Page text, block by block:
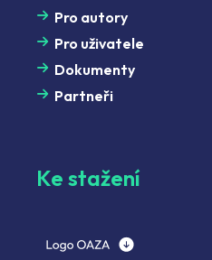
Pro autory
Pro uživatele
Dokumenty
Partneři
Ke stažení